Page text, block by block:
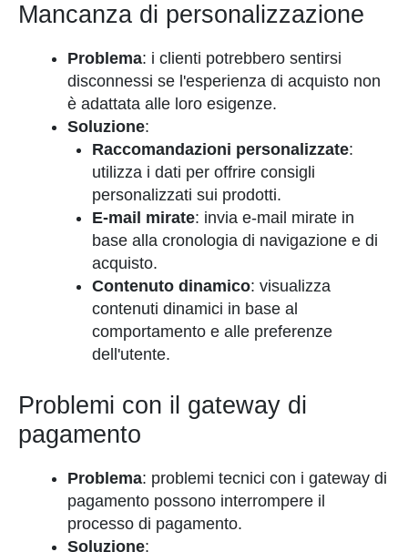
Mancanza di personalizzazione
Problema: i clienti potrebbero sentirsi
disconnessi se l'esperienza di acquisto non
è adattata alle loro esigenze.
Soluzione:
Raccomandazioni personalizzate:
utilizza i dati per offrire consigli
personalizzati sui prodotti.
E-mail mirate: invia e-mail mirate in
base alla cronologia di navigazione e di
acquisto.
Contenuto dinamico: visualizza
contenuti dinamici in base al
comportamento e alle preferenze
dell'utente.
Problemi con il gateway di
pagamento
Problema: problemi tecnici con i gateway di
pagamento possono interrompere il
processo di pagamento.
Soluzione: